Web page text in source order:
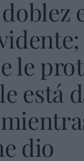
le
está
dio